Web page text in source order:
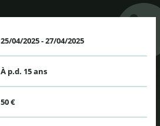
25/04/2025-27/04/2025
À p.d. 15 ans
50 €